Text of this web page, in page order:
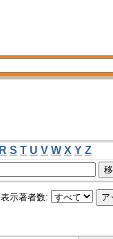
R S T U V W X Y Z
表示著者数: